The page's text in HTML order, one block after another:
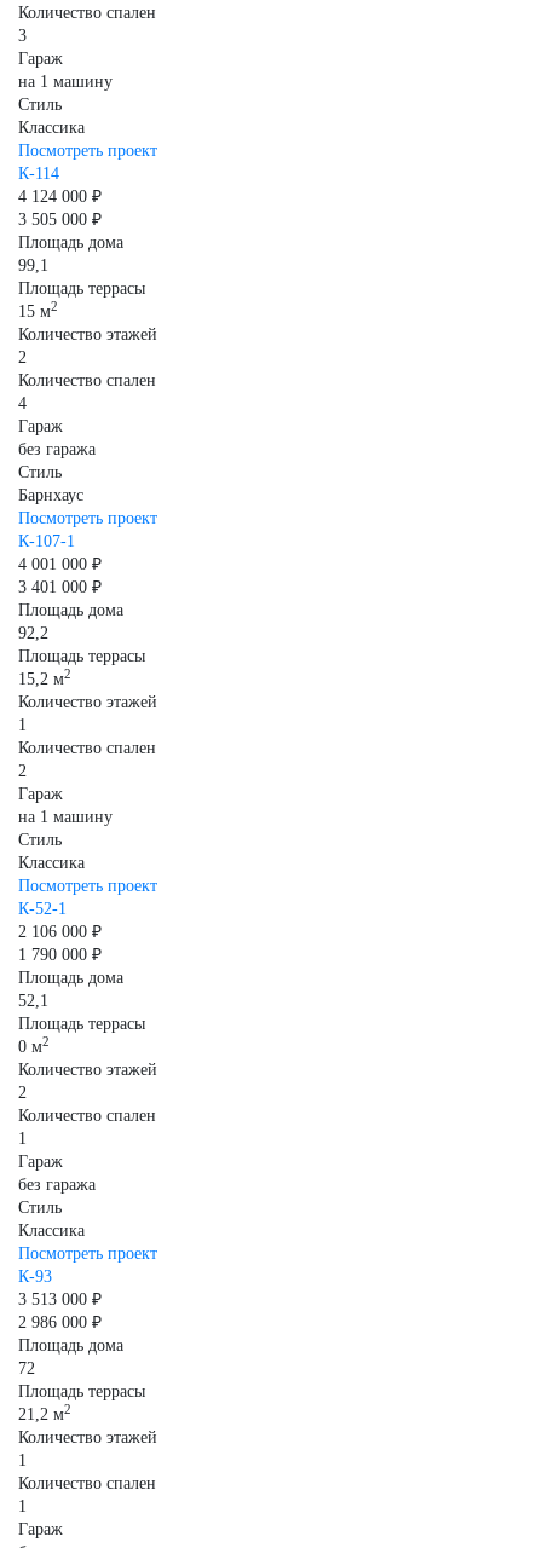
Количество спален
3
Гараж
на 1 машину
Стиль
Классика
Посмотреть проект
К-114
4 124 000 ₽
3 505 000 ₽
Площадь дома
99,1
Площадь террасы
15 м2
Количество этажей
2
Количество спален
4
Гараж
без гаража
Стиль
Барнхаус
Посмотреть проект
К-107-1
4 001 000 ₽
3 401 000 ₽
Площадь дома
92,2
Площадь террасы
15,2 м2
Количество этажей
1
Количество спален
2
Гараж
на 1 машину
Стиль
Классика
Посмотреть проект
К-52-1
2 106 000 ₽
1 790 000 ₽
Площадь дома
52,1
Площадь террасы
0 м2
Количество этажей
2
Количество спален
1
Гараж
без гаража
Стиль
Классика
Посмотреть проект
К-93
3 513 000 ₽
2 986 000 ₽
Площадь дома
72
Площадь террасы
21,2 м2
Количество этажей
1
Количество спален
1
Гараж